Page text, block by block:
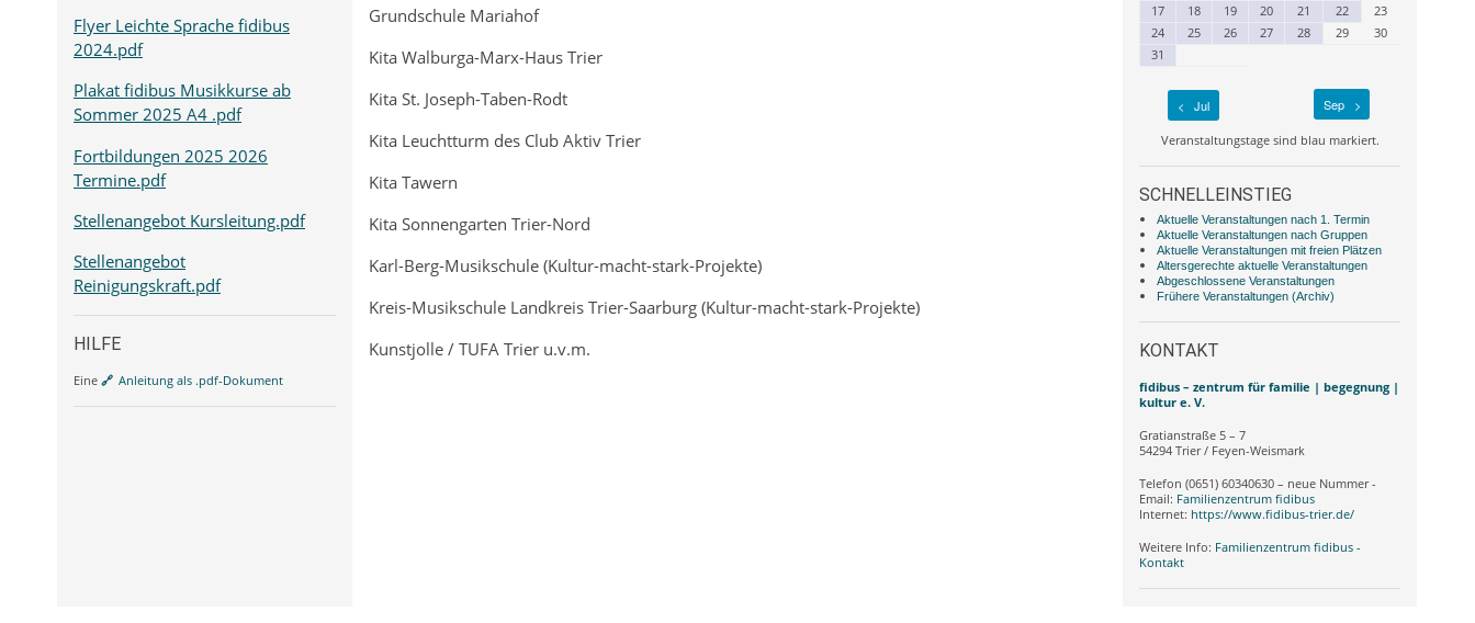
Grundschule Mariahof
Kita Walburga-Marx-Haus Trier
Kita St. Joseph-Taben-Rodt
Kita Leuchtturm des Club Aktiv Trier
Kita Tawern
Kita Sonnengarten Trier-Nord
Karl-Berg-Musikschule (Kultur-macht-stark-Projekte)
Kreis-Musikschule Landkreis Trier-Saarburg (Kultur-macht-stark-Projekte)
Kunstjolle / TUFA Trier u.v.m.
Flyer Leichte Sprache fidibus
2024.pdf
Plakat fidibus Musikkurse ab
Sommer 2025 A4 .pdf
Fortbildungen 2025 2026
Termine.pdf
Stellenangebot Kursleitung.pdf
Stellenangebot
Reinigungskraft.pdf
HILFE
Eine Anleitung als .pdf-Dokument
< Jul Sep >
17
18 19 20 21 22
23
24
25 26 27 28 29
30
31
Veranstaltungstage sind blau markiert.
SCHNELLEINSTIEG
Aktuelle Veranstaltungen nach 1. Termin
Aktuelle Veranstaltungen nach Gruppen
Aktuelle Veranstaltungen mit freien Plätzen
Altersgerechte aktuelle Veranstaltungen
Abgeschlossene Veranstaltungen
Frühere Veranstaltungen (Archiv)
KONTAKT
fidibus – zentrum für familie | begegnung |
kultur e. V.
Gratianstraße 5 – 7
54294 Trier / Feyen-Weismark
Telefon (0651) 60340630 – neue Nummer -
Email: Familienzentrum fidibus
Internet: https://www.fidibus-trier.de/
Weitere Info: Familienzentrum fidibus -
Kontakt